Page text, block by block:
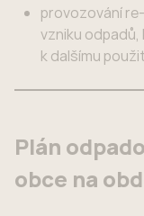
provozování
vzniku
k dalšímu
Plán
obce na